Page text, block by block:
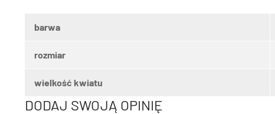
barwa
rozmiar
wielkość kwiatu
DODAJ SWOJĄ OPINIĘ